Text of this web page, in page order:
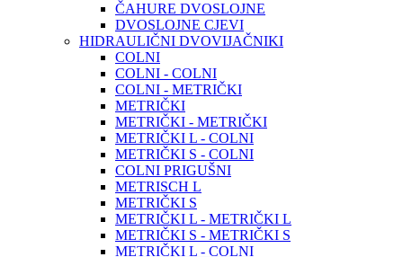
ČAHURE DVOSLOJNE
DVOSLOJNE CJEVI
HIDRAULIČNI DVOVIJAČNIKI
COLNI
COLNI - COLNI
COLNI - METRIČKI
METRIČKI
METRIČKI - METRIČKI
METRIČKI L - COLNI
METRIČKI S - COLNI
COLNI PRIGUŠNI
METRISCH L
METRIČKI S
METRIČKI L - METRIČKI L
METRIČKI S - METRIČKI S
METRIČKI L - COLNI